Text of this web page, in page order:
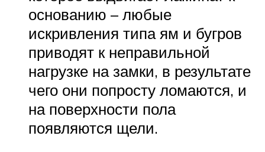
основанию – любые
искривления типа ям и бугров
приводят к неправильной
нагрузке на замки, в результате
чего они попросту ломаются, и
на поверхности пола
появляются щели.